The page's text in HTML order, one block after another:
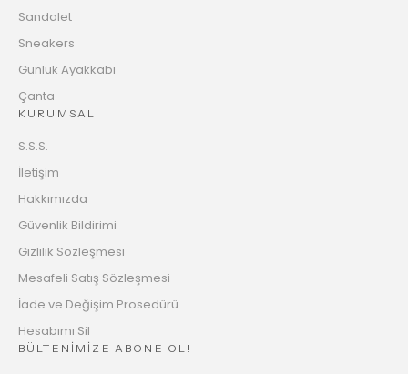
Sandalet
Sneakers
Günlük Ayakkabı
Çanta
KURUMSAL
S.S.S.
İletişim
Hakkımızda
Güvenlik Bildirimi
Gizlilik Sözleşmesi
Mesafeli Satış Sözleşmesi
İade ve Değişim Prosedürü
Hesabımı Sil
BÜLTENİMİZE ABONE OL!